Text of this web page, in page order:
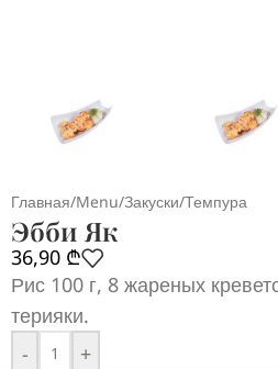
Главная/Menu/Закуски/Темпура
Эбби Як
36,90 ₾
Рис 100 г, 8 жареных
терияки.
-
+